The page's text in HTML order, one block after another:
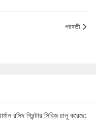
পরবর্তী
রসিদ প্রিন্টার সিরিজ চালু করেছে: